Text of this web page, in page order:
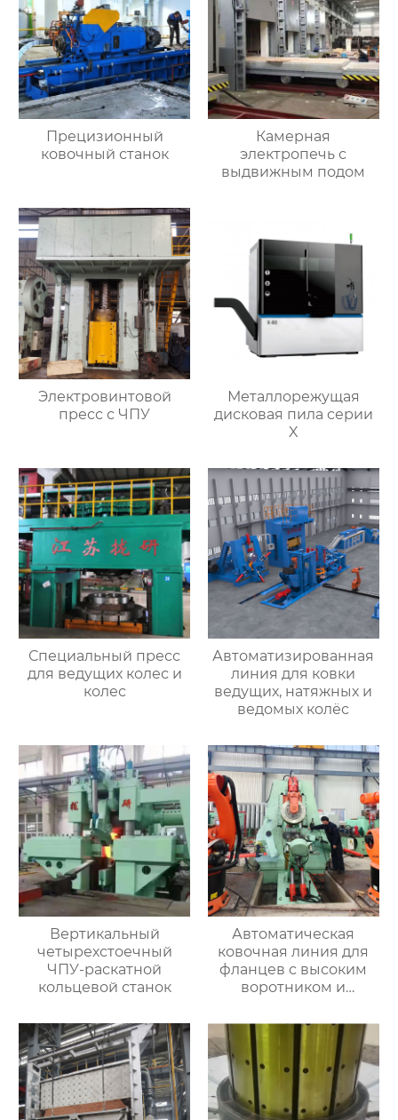
Прецизионный
ковочный станок
Камерная
электропечь с
выдвижным подом
Электровинтовой
пресс с ЧПУ
Металлорежущая
дисковая пила серии
X
Специальный пресс
для ведущих колес и
колес
Автоматизированная
линия для ковки
ведущих, натяжных и
ведомых колёс
Вертикальный
четырехстоечный
ЧПУ-раскатной
кольцевой станок
Автоматическая
ковочная линия для
фланцев с высоким
воротником и